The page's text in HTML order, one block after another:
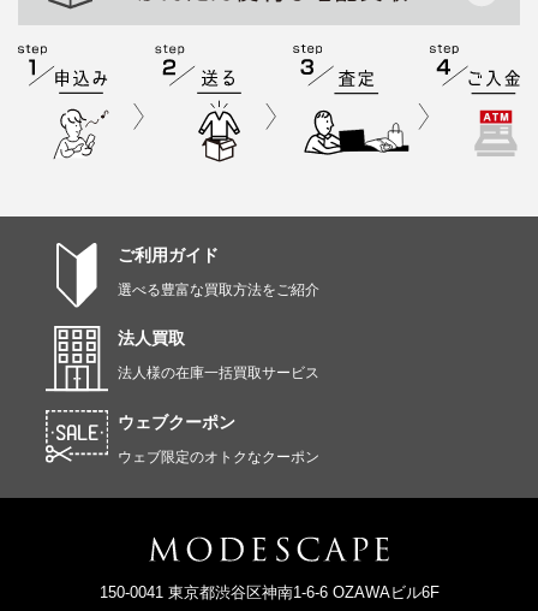
ご利用ガイド
選べる豊富な買取方法をご紹介
法人買取
法人様の在庫一括買取サービス
ウェブクーポン
ウェブ限定のオトクなクーポン
150-0041 東京都渋谷区神南1-6-6 OZAWAビル6F